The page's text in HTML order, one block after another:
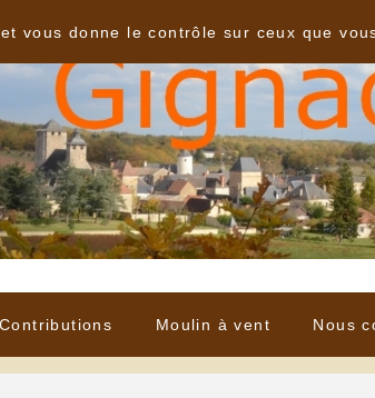
Contributions Moulin à vent Nous
vous donne le contrôle sur ceux que